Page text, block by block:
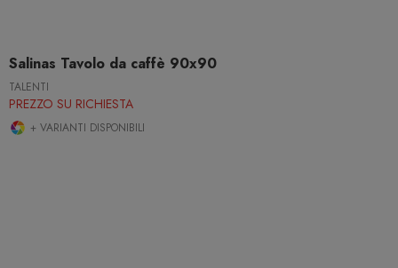
Salinas Tavolo da caffè 90x90
TALENTI
PREZZO SU RICHIESTA
+ VARIANTI DISPONIBILI